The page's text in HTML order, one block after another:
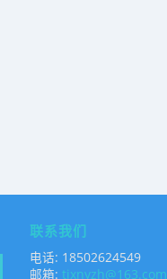
联系我们
电话: 18502624549
邮箱:tjxnyzh@163.com